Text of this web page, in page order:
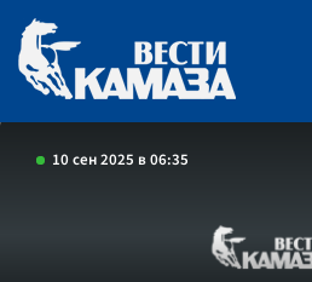
10 сен 2025 в 06:35